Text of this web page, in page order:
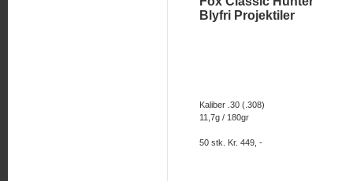
Blyfri Projektiler
Kaliber .30 (.308)
11,7g / 180gr
50 stk. Kr. 449, -